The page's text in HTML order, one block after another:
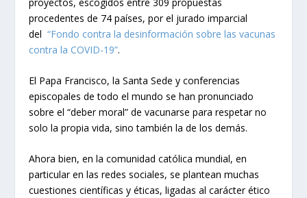
procedentes de 74 países, por el jurado imparcial
del“Fondo contra la desinformación sobre las vacunas
contra la COVID-19”.
El Papa Francisco, la Santa Sede y conferencias
episcopales de todo el mundo se han pronunciado
sobre el “deber moral” de vacunarse para respetar no
solo la propia vida, sino también la de los demás.
Ahora bien, en la comunidad católica mundial, en
particular en las redes sociales, se plantean muchas
cuestiones científicas y éticas, ligadas al carácter ético